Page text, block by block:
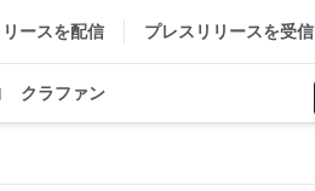
ースを配信 プレスリリースを受信
クラファン